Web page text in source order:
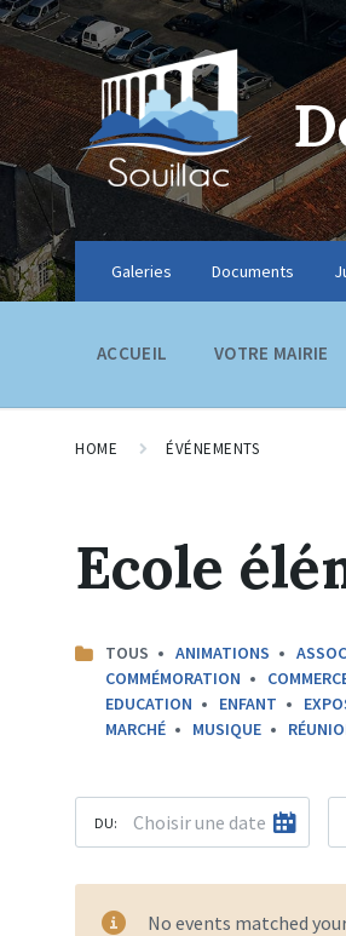
Galeries Documents
ACCUEIL VOTRE MAIRIE
HOME ÉVÉNEMENTS
Ecole
CATEGORIES:
TOUS ANIMATIONS
COMMÉMORATION
EDUCATION
ENFANT
MARCHÉ
MUSIQUE
DU:
No events matched